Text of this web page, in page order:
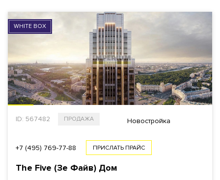
WHITE BOX
ID: 567482 ПРОДАЖА Новостройка
+7 (495) 769-77-88 ПРИСЛАТЬ ПРАЙС
The Five (Зе Файв) Дом